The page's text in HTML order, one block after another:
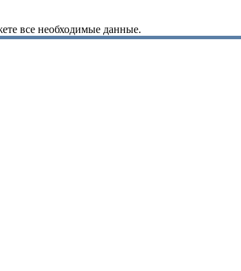
все необходимые данные.